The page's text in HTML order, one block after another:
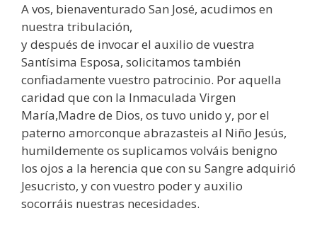
A vos, bienaventurado San José, acudimos en
nuestra tribulación,
y después de invocar el auxilio de vuestra
Santísima Esposa, solicitamos también
confiadamente vuestro patrocinio. Por aquella
caridad que con la Inmaculada Virgen
María,Madre de Dios, os tuvo unido y, por el
paterno amorconque abrazasteis al Niño Jesús,
humildemente os suplicamos volváis benigno
los ojos a la herencia que con su Sangre adquirió
Jesucristo, y con vuestro poder y auxilio
socorráis nuestras necesidades.